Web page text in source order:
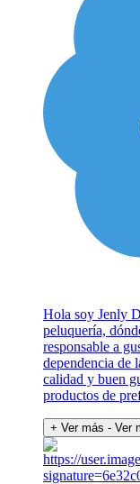
Hola soy Jenly
peluquería,
responsable a
dependencia de
calidad y buen
productos de
+ Ver más - Ver